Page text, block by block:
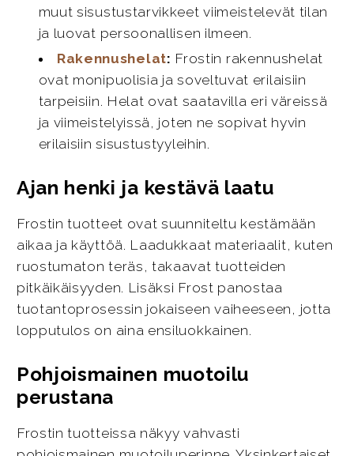
muut sisustustarvikkeet viimeistelevät tilan
ja luovat persoonallisen ilmeen.
Rakennushelat: Frostin rakennushelat
ovat monipuolisia ja soveltuvat erilaisiin
tarpeisiin. Helat ovat saatavilla eri väreissä
ja viimeistelyissä, joten ne sopivat hyvin
erilaisiin sisustustyyleihin.
Ajan henki ja kestävä laatu
Frostin tuotteet ovat suunniteltu kestämään
aikaa ja käyttöä. Laadukkaat materiaalit, kuten
ruostumaton teräs, takaavat tuotteiden
pitkäikäisyyden. Lisäksi Frost panostaa
tuotantoprosessin jokaiseen vaiheeseen, jotta
lopputulos on aina ensiluokkainen.
Pohjoismainen muotoilu
perustana
Frostin tuotteissa näkyy vahvasti